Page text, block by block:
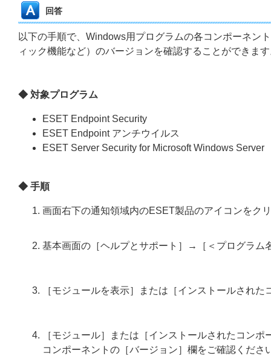
回答
以下の手順で、Windows用プログラムの各コンポーネン
ィック機能など）のバージョンを確認することができま
◆ 対象プログラム
ESET Endpoint Security
ESET Endpoint アンチウイルス
ESET Server Security for Microsoft Windows Server
◆ 手順
画面右下の通知領域内のESET製品のアイコンをク
基本画面の［ヘルプとサポート］→［＜プログラム
［モジュールを表示］または［インストールされ
［モジュール］または［インストールされたコン
コンポーネントの［バージョン］欄をご確認くださ